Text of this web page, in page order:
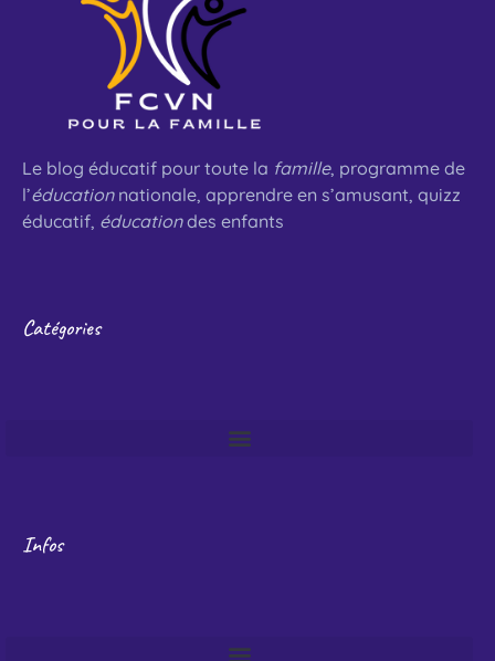
Le blog éducatif pour toute la famille, programme de
l’éducationnationale, apprendre en s’amusant, quizz
éducatif, éducationdes enfants
Catégories
Infos